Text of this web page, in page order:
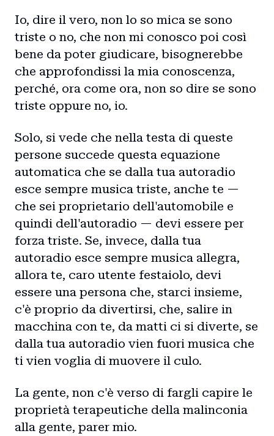
Io, dire il vero, non lo so mica se sono
triste o no, che non mi conosco poi così
bene da poter giudicare, bisognerebbe
che approfondissi la mia conoscenza,
perché, ora come ora, non so dire se sono
triste oppure no, io.
Solo, si vede che nella testa di queste
persone succede questa equazione
automatica che se dalla tua autoradio
esce sempre musica triste, anche te —
che sei proprietario dell'automobile e
quindi dell'autoradio — devi essere per
forza triste. Se, invece, dalla tua
autoradio esce sempre musica allegra,
allora te, caro utente festaiolo, devi
essere una persona che, starci insieme,
c'è proprio da divertirsi, che, salire in
macchina con te, da matti ci si diverte, se
dalla tua autoradio vien fuori musica che
ti vien voglia di muovere il culo.
La gente, non c'è verso di fargli capire le
proprietà terapeutiche della malinconia
alla gente, parer mio.